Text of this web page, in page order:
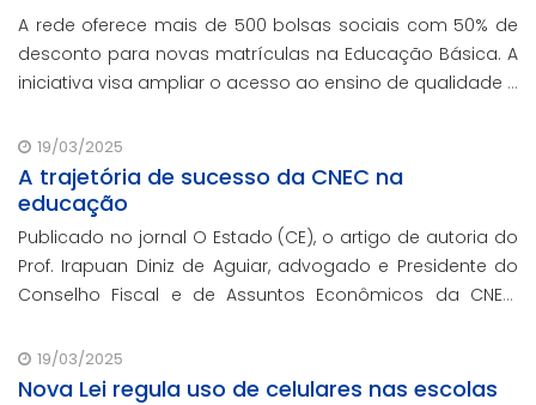
A rede oferece mais de 500 bolsas sociais com 50% de
desconto para novas matrículas na Educação Básica. A
iniciativa visa ampliar o acesso ao ensino de qualidade e
19/03/2025
A trajetória de sucesso da CNEC na
educação
Publicado no jornal O Estado (CE), o artigo de autoria do
Prof. Irapuan Diniz de Aguiar, advogado e Presidente do
Conselho Fiscal e de Assuntos Econômicos da CNEC,
brasileira.
19/03/2025
Nova Lei regula uso de celulares nas escolas